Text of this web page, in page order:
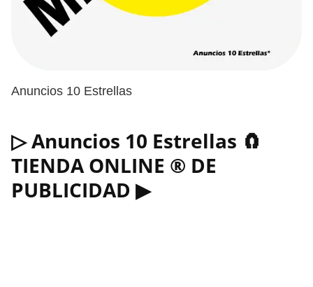
Anuncios 10 Estrellas
▷ Anuncios 10 Estrellas 🧲
TIENDA ONLINE ® DE
PUBLICIDAD ▶